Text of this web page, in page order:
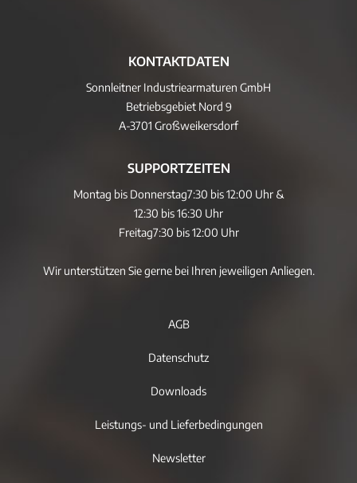
KONTAKTDATEN
Sonnleitner Industriearmaturen GmbH
Betriebsgebiet Nord 9
A-3701 Großweikersdorf
SUPPORTZEITEN
Montag bis Donnerstag7:30 bis 12:00 Uhr &
12:30 bis 16:30 Uhr
Freitag7:30 bis 12:00 Uhr
Wir unterstützen Sie gerne bei Ihren jeweiligen Anliegen.
AGB
Datenschutz
Downloads
Leistungs- und Lieferbedingungen
Newsletter